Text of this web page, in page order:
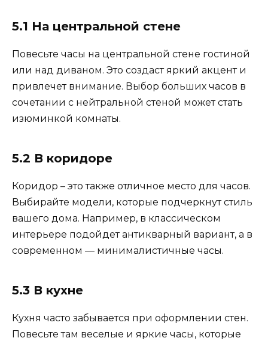
5.1 На центральной стене
Повесьте часы на центральной стене гостиной
или над диваном. Это создаст яркий акцент и
привлечет внимание. Выбор больших часов в
сочетании с нейтральной стеной может стать
изюминкой комнаты.
5.2 В коридоре
Коридор – это также отличное место для часов.
Выбирайте модели, которые подчеркнут стиль
вашего дома. Например, в классическом
интерьере подойдет антикварный вариант, а в
современном — минималистичные часы.
5.3 В кухне
Кухня часто забывается при оформлении стен.
Повесьте там веселые и яркие часы, которые